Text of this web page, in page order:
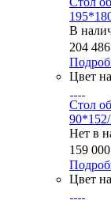
В
204 486
Цвет
Стол
Нет в
159 000
Цвет